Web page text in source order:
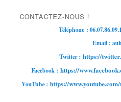
CONTACTEZ-NOUS !
Téléphone :
Email :
Twitter : https://
Facebook : https://
YouTube : https://